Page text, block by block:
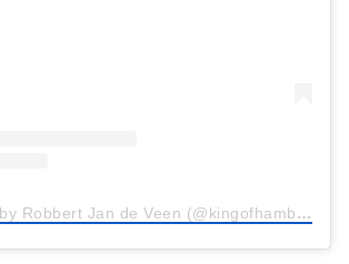
A post shared by Robbert Jan de Veen (@kingofhamburgers)